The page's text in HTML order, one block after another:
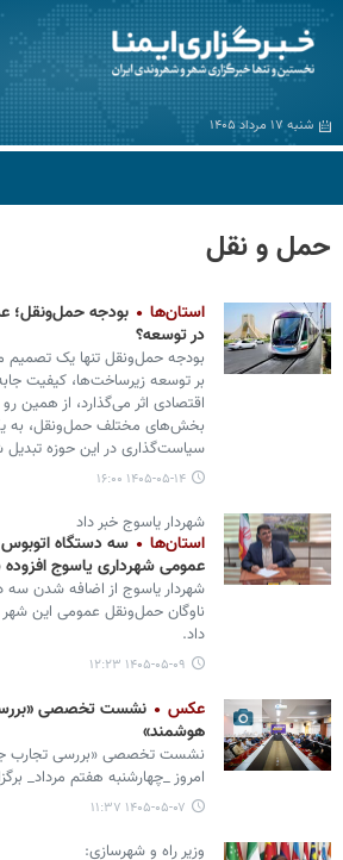
شنبه ۱۷ مرداد ۱۴۰۵
حمل و نقل
استان‌ها
بودجه حمل‌ونقل؛
در توسعه؟
بودجه حمل‌ونقل تنها یک تصمیم
بر توسعه زیرساخت‌ها، کیفیت
اقتصادی اثر می‌گذارد، از همین
بخش‌های مختلف حمل‌ونقل، به
سیاست‌گذاری در این حوزه
۱۴۰۵-۰۵-۱۴ ۱۶:۰۰
شهردار یاسوج خبر داد
استان‌ها
سه دستگاه
عمومی شهرداری یاسوج
شهردار یاسوج از اضافه شدن سه
ناوگان حمل‌ونقل عمومی این
داد.
۱۴۰۵-۰۵-۰۹ ۱۲:۲۳
عکس
نشست تخصصی
هوشمند»
نشست تخصصی «بررسی تجارب
امروز _چهارشنبه هفتم مرداد_
۱۴۰۵-۰۵-۰۷ ۱۱:۳۷
وزیر راه و شهرسازی: